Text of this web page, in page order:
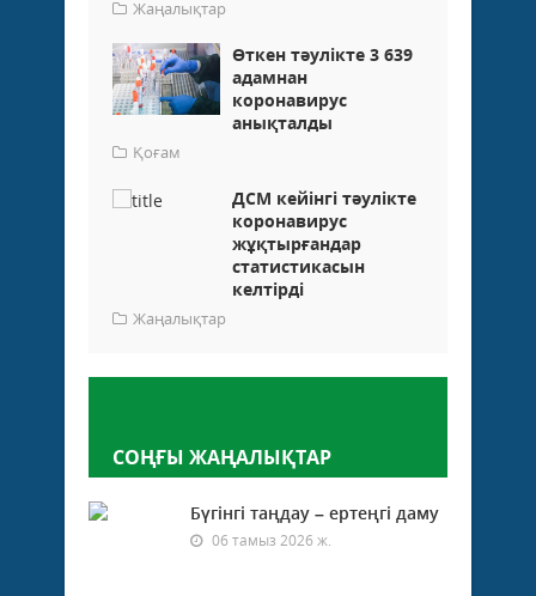
Жаңалықтар
Өткен тәулікте 3 639
адамнан
коронавирус
анықталды
Қоғам
ДСМ кейінгі тәулікте
коронавирус
жұқтырғандар
статистикасын
келтірді
Жаңалықтар
СОҢҒЫ ЖАҢАЛЫҚТАР
Бүгінгі таңдау – ертеңгі даму
06 тамыз 2026 ж.